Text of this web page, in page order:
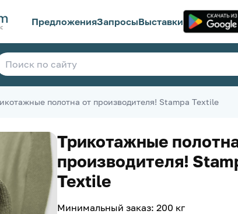
ПредложенияЗапросыВыставки
полотна от производителя! Stampa Textile
Трикотажные
производителя!
Textile
Минимальный заказ: 200 кг